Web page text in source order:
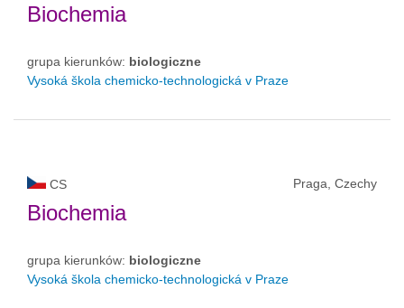
Biochemia
grupa kierunków: biologiczne
Vysoká škola chemicko-technologická v Praze
CS Praga, Czechy
Biochemia
grupa kierunków: biologiczne
Vysoká škola chemicko-technologická v Praze